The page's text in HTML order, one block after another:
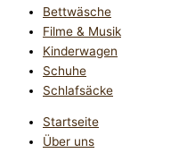
Bettwäsche
Filme & Musik
Kinderwagen
Schuhe
Schlafsäcke
Startseite
Über uns